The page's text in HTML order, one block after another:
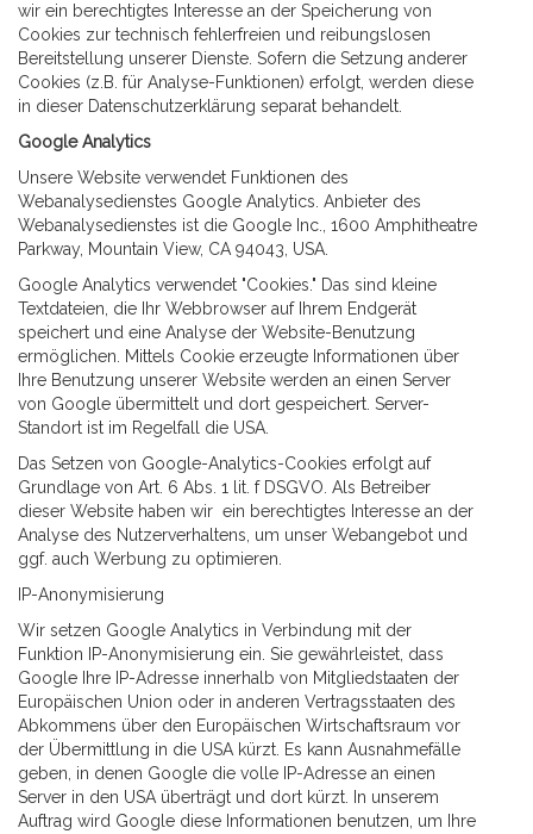
wir ein berechtigtes Interesse an der Speicherung von
Cookies zur technisch fehlerfreien und reibungslosen
Bereitstellung unserer Dienste. Sofern die Setzung anderer
Cookies (z.B. für Analyse-Funktionen) erfolgt, werden diese
in dieser Datenschutzerklärung separat behandelt.
Google Analytics
Unsere Website verwendet Funktionen des
Webanalysedienstes Google Analytics. Anbieter des
Webanalysedienstes ist die Google Inc., 1600 Amphitheatre
Parkway, Mountain View, CA 94043, USA.
Google Analytics verwendet "Cookies." Das sind kleine
Textdateien, die Ihr Webbrowser auf Ihrem Endgerät
speichert und eine Analyse der Website-Benutzung
ermöglichen. Mittels Cookie erzeugte Informationen über
Ihre Benutzung unserer Website werden an einen Server
von Google übermittelt und dort gespeichert. Server-
Standort ist im Regelfall die USA.
Das Setzen von Google-Analytics-Cookies erfolgt auf
Grundlage von Art. 6 Abs. 1 lit. f DSGVO. Als Betreiber
dieser Website haben wir ein berechtigtes Interesse an der
Analyse des Nutzerverhaltens, um unser Webangebot und
ggf. auch Werbung zu optimieren.
IP-Anonymisierung
Wir setzen Google Analytics in Verbindung mit der
Funktion IP-Anonymisierung ein. Sie gewährleistet, dass
Google Ihre IP-Adresse innerhalb von Mitgliedstaaten der
Europäischen Union oder in anderen Vertragsstaaten des
Abkommens über den Europäischen Wirtschaftsraum vor
der Übermittlung in die USA kürzt. Es kann Ausnahmefälle
geben, in denen Google die volle IP-Adresse an einen
Server in den USA überträgt und dort kürzt. In unserem
Auftrag wird Google diese Informationen benutzen, um Ihre